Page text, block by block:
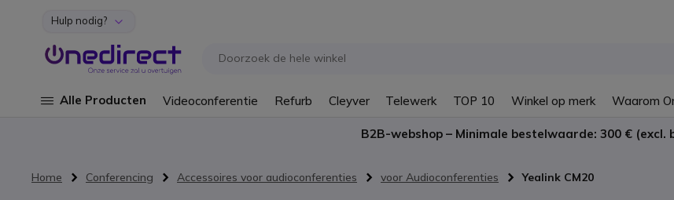
Ga naar de inhoud
Hulp nodig?
Alle Producten Videoconferentie Refurb Cleyver Telewerk TOP 10 Winkel op merk Waarom
B2B-webshop – Minimale bestelwaarde: 300 € (excl.
Home Conferencing Accessoires voor audioconferenties voor Audioconferenties Yealink CM20